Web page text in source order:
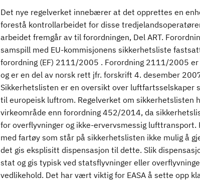
Det nye regelverket innebærer at det opprettes en
forestå kontrollarbeidet for disse
arbeidet fremgår av til forordningen, Del ART.
samspill med EU-kommisjonens sikkerhetsliste
forordning (EF) 2111/2005 . Forordning 2111/2005
og er en del av norsk rett jfr. forskrift 4. desember
Sikkerhetslisten er en oversikt over luftfartsselskaper
til europeisk luftrom. Regelverket om sikkerhetslisten
virkeområde enn forordning 452/2014, da
for overflyvninger og ikke-ervervsmessig lufttransport.
med fartøy som står på sikkerhetslisten ikke mulig å
det gis eksplisitt dispensasjon til dette. Slik
stat og gis typisk ved statsflyvninger eller
vedlikehold. Det har vært viktig for EASA å sette opp